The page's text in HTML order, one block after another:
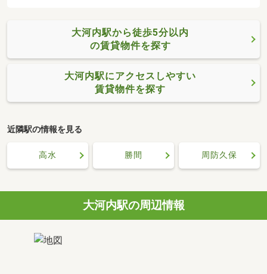
大河内駅から徒歩5分以内
の賃貸物件を探す
大河内駅にアクセスしやすい
賃貸物件を探す
近隣駅の情報を見る
高水 勝間 周防久保
大河内駅の周辺情報